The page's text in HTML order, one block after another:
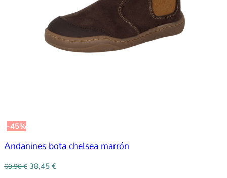
-45%
Andanines bota chelsea marrón
69,90€ 38,45 €